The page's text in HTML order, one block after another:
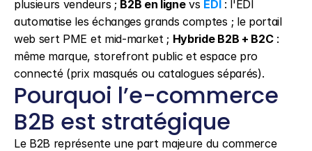
plusieurs vendeurs ; B2B en ligne vs EDI : l'EDI
automatise les échanges grands comptes ; le portail
web sert PME et mid-market ; Hybride B2B + B2C :
même marque, storefront public et espace pro
connecté (prix masqués ou catalogues séparés).
Pourquoi l’e-commerce
B2B est stratégique
Le B2B représente une part majeure du commerce